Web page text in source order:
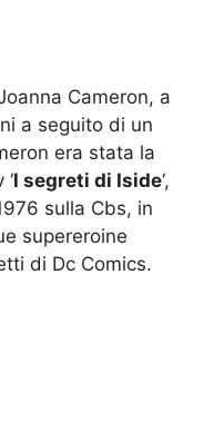
Cameron, a
a seguito di un
era stata la
I segreti di Iside‘,
sulla Cbs, in
supereroine
di Dc Comics.